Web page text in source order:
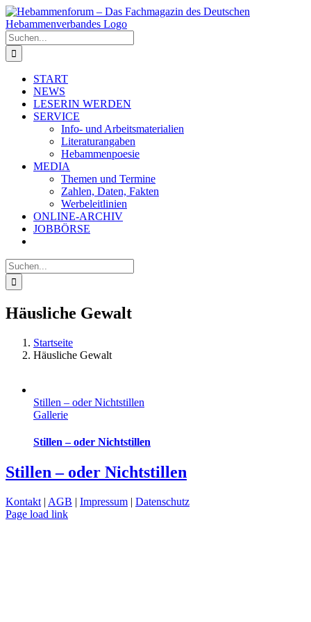
Zum
Inhalt
springen
Suche
nach:
START
NEWS
LESERIN WERDEN
SERVICE
Info- und Arbeitsmaterialien
Literaturangaben
Hebammenpoesie
MEDIA
Themen und Termine
Zahlen, Daten, Fakten
Werbeleitlinien
ONLINE-ARCHIV
JOBBÖRSE
Suche
nach:
Häusliche Gewalt
Startseite
Häusliche Gewalt
Stillen – oder Nichtstillen
Gallerie
Stillen – oder Nichtstillen
Stillen – oder Nichtstillen
Kontakt | AGB | Impressum | Datenschutz
Page load link